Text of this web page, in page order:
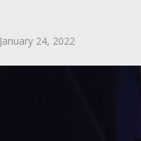
January 24, 2022